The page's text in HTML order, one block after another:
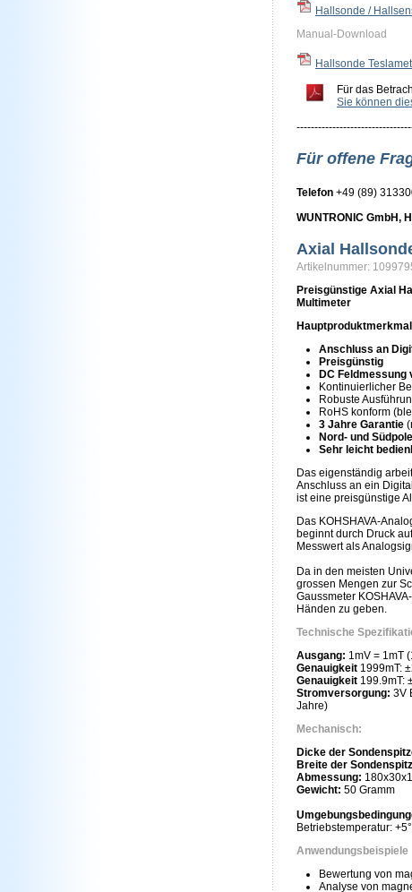
Hallsonde /
Manual-Download
Hallsonde
Für das
Sie können
Für offene
Telefon +49 (89)
WUNTRONIC GmbH,
Axial
Artikelnummer:
Preisgünstige Axial
Multimeter
Anschluss an
Preisgünstig
DC Feldmessung
Kontinuierlicher
Robuste
RoHS konform
3 Jahre Garantie
Nord- und
Sehr leicht
Das eigenständig
Anschluss an ein
ist eine preisgünstige
Das KOHSHAVA-
beginnt durch Druck
Messwert als
Da in den meisten
grossen Mengen zur
Gaussmeter
Händen zu geben.
Technische
Ausgang: 1mV = 1mT
Genauigkeit 1999mT:
Genauigkeit 199.9mT:
Stromversorgung: 3V
Jahre)
Mechanisch:
Dicke der
Breite der
Abmessung:
Gewicht: 50 Gramm
Betriebstemperatur:
Anwendungsbeispiele
Bewertung von
Analyse von